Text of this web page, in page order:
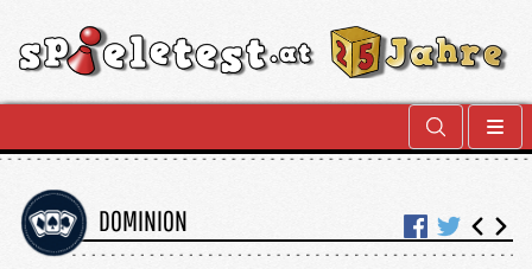
DOMINION